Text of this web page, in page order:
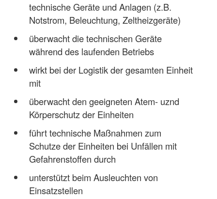
technische Geräte und Anlagen (z.B.
Notstrom, Beleuchtung, Zeltheizgeräte)
überwacht die technischen Geräte
während des laufenden Betriebs
wirkt bei der Logistik der gesamten Einheit
mit
überwacht den geeigneten Atem- uznd
Körperschutz der Einheiten
führt technische Maßnahmen zum
Schutze der Einheiten bei Unfällen mit
Gefahrenstoffen durch
unterstützt beim Ausleuchten von
Einsatzstellen